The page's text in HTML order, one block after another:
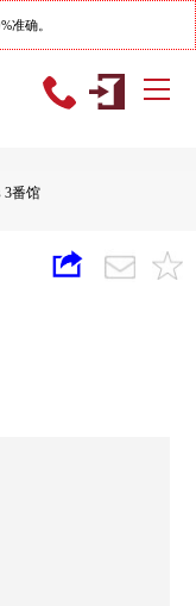
准确。
3番馆